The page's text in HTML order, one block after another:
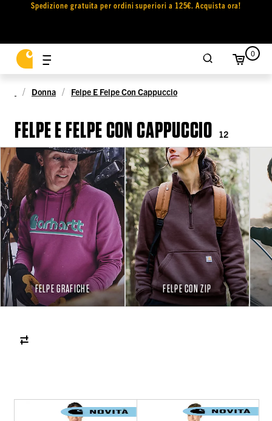
Spedizione gratuita per ordini superiori a 125€. Acquista ora!
0
Donna Felpe E Felpe Con Cappuccio
FELPE E FELPE CON CAPPUCCIO 12
FELPE GRAFICHE FELPE CON ZIP